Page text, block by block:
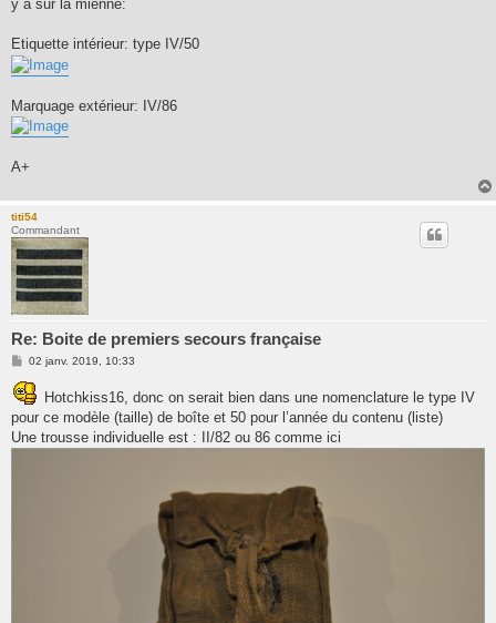
y a sur la mienne:
Etiquette intérieur: type IV/50
Marquage extérieur: IV/86
A+
titi54
Commandant
Re: Boite de premiers secours française
M
s
s
a
g
e
02 janv. 2019, 10:33
Hotchkiss16, donc on serait bien dans une nomenclature le type IV
pour ce modèle (taille) de boîte et 50 pour l’année du contenu (liste)
Une trousse individuelle est : II/82 ou 86 comme ici